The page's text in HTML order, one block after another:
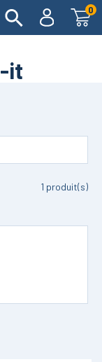
0
it
1 produit(s)